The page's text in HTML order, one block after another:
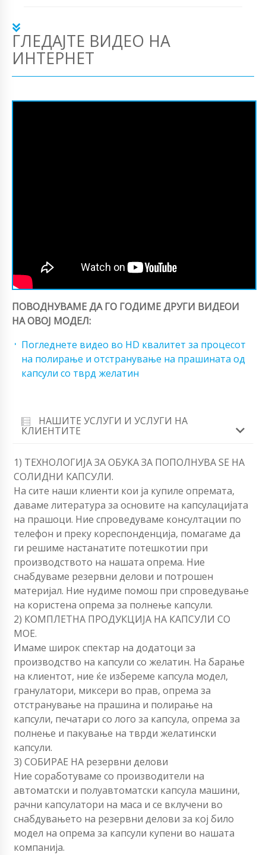
ГЛЕДАЈТЕ ВИДЕО НА
ИНТЕРНЕТ
ПОВОДНУВАМЕ ДА ГО ГОДИМЕ ДРУГИ ВИДЕОИ
НА ОВОЈ МОДЕЛ:
Погледнете видео во HD квалитет за процесот
на полирање и отстранување на прашината од
капсули со тврд желатин
НАШИТЕ УСЛУГИ И УСЛУГИ НА
КЛИЕНТИТЕ
1) ТЕХНОЛОГИЈА ЗА ОБУКА ЗА ПОПОЛНУВА SЕ НА
СОЛИДНИ КАПСУЛИ.
На сите наши клиенти кои ја купиле опремата,
даваме литература за основите на капсулацијата
на прашоци. Ние спроведуваме консултации по
телефон и преку кореспонденција, помагаме да
ги решиме настанатите потешкотии при
производството на нашата опрема. Ние
снабдуваме резервни делови и потрошен
материјал. Ние нудиме помош при спроведување
на користена опрема за полнење капсули.
2) КОМПЛЕТНА ПРОДУКЦИЈА НА КАПСУЛИ СО
МОЕ.
Имаме широк спектар на додатоци за
производство на капсули со желатин. На барање
на клиентот, ние ќе избереме капсула модел,
гранулатори, миксери во прав, опрема за
отстранување на прашина и полирање на
капсули, печатари со лого за капсула, опрема за
полнење и пакување на тврди желатински
капсули.
3) СОБИРАЕ НА резервни делови
Ние соработуваме со производители на
автоматски и полуавтоматски капсула машини,
рачни капсулатори на маса и се вклучени во
снабдувањето на резервни делови за кој било
модел на опрема за капсули купени во нашата
компанија.